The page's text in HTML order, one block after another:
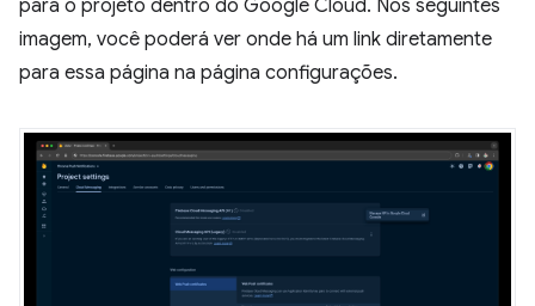
para o projeto dentro do Google Cloud. Nos seguintes
imagem, você poderá ver onde há um link diretamente
para essa página na página configurações.